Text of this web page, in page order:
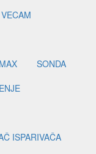
VECAM
SONDA
ISPARIVAČA